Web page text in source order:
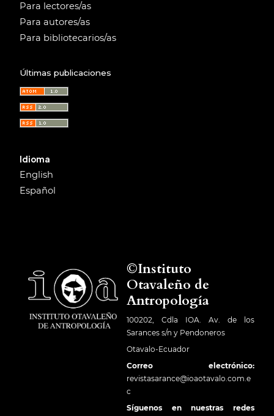
Para lectores/as
Para autores/as
Para bibliotecarios/as
Últimas publicaciones
Idioma
English
Español
©Instituto
Otavaleño de
Antropología
100202, Cdla IOA. Av. de los
Sarances s/n y Pendoneros
Otavalo-Ecuador
Correo electrónico:
revistasarance@ioaotavalo.com.e
c
Síguenos en nuestras redes